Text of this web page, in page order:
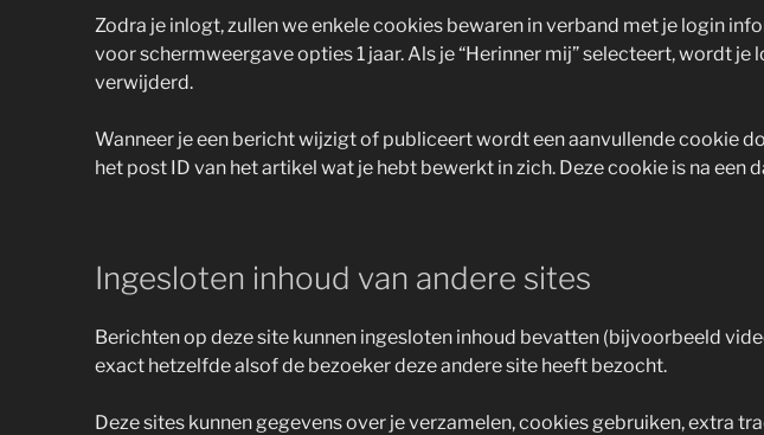
Zodra je inlogt, zullen we enkele cookies bewaren in verband met je login
voor schermweergave opties 1 jaar. Als je “Herinner mij” selecteert, wordt
verwijderd.
Wanneer je een bericht wijzigt of publiceert wordt een aanvullende cookie
het post ID van het artikel wat je hebt bewerkt in zich. Deze cookie is na een
Ingesloten inhoud van andere sites
Berichten op deze site kunnen ingesloten inhoud bevatten (bijvoorbeeld
exact hetzelfde alsof de bezoeker deze andere site heeft bezocht.
Deze sites kunnen gegevens over je verzamelen, cookies gebruiken, extra